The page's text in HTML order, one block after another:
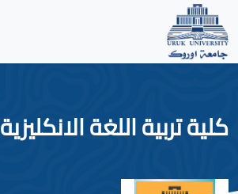
كلية تربية اللغة الانكليزية